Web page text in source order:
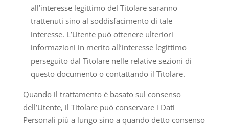
all’interesse legittimo del Titolare saranno
trattenuti sino al soddisfacimento di tale
interesse. L’Utente può ottenere ulteriori
informazioni in merito all’interesse legittimo
perseguito dal Titolare nelle relative sezioni di
questo documento o contattando il Titolare.
Quando il trattamento è basato sul consenso
dell’Utente, il Titolare può conservare i Dati
Personali più a lungo sino a quando detto consenso